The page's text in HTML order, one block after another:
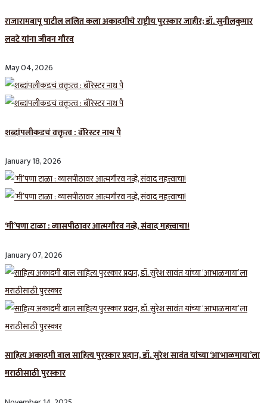
राजारामबापू पाटील ललित कला अकादमीचे राष्ट्रीय पुरस्कार जाहीर; डॉ. सुनीलकुमार
लवटे यांना जीवन गौरव
May 04, 2026
शब्दांपलीकडचं वक्तृत्व : बॅरिस्टर नाथ पै
January 18, 2026
‘मी’पणा टाळा : व्यासपीठावर आत्मगौरव नव्हे, संवाद महत्त्वाचा!
January 07, 2026
साहित्य अकादमी बाल साहित्य पुरस्कार प्रदान, डॉ. सुरेश सावंत यांच्या ‘आभाळमाया’ला
मराठीसाठी पुरस्कार